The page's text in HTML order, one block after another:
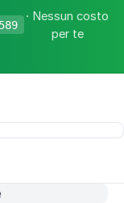
· Nessun costo
per te